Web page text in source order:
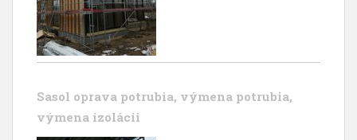
Sasol oprava potrubia, výmena potrubia,
výmena izolácii